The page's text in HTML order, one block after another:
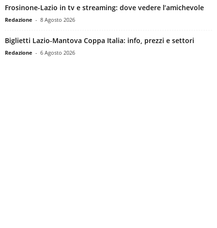
Frosinone-Lazio in tv e streaming: dove vedere l’amichevole
Redazione - 8 Agosto 2026
Biglietti Lazio-Mantova Coppa Italia: info, prezzi e settori
Redazione - 6 Agosto 2026